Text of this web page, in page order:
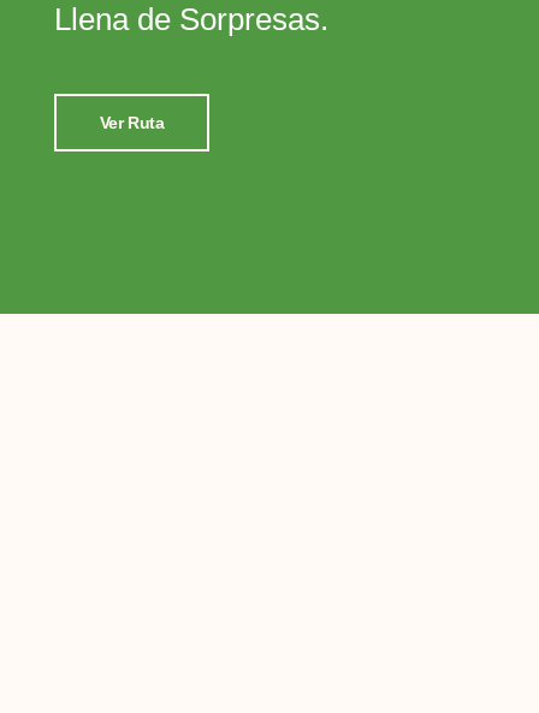
Llena de Sorpresas.
Ver Ruta